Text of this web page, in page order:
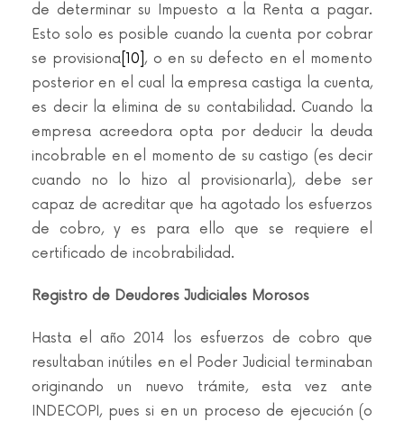
de determinar su Impuesto a la Renta a pagar.
Esto solo es posible cuando la cuenta por cobrar
se provisiona [10] , o en su defecto en el momento
posterior en el cual la empresa castiga la cuenta,
es decir la elimina de su contabilidad. Cuando la
empresa acreedora opta por deducir la deuda
incobrable en el momento de su castigo (es decir
cuando no lo hizo al provisionarla), debe ser
capaz de acreditar que ha agotado los esfuerzos
de cobro, y es para ello que se requiere el
certificado de incobrabilidad.
Registro de Deudores Judiciales Morosos
Hasta el año 2014 los esfuerzos de cobro que
resultaban inútiles en el Poder Judicial terminaban
originando un nuevo trámite, esta vez ante
INDECOPI, pues si en un proceso de ejecución (o